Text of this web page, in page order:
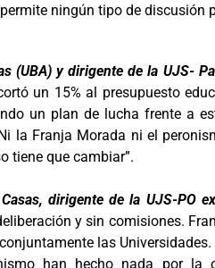
ningún tipo de discusión
(UBA) y dirigente de la UJS-
un 15% al presupuesto
un plan de lucha frente a
la Franja Morada ni el
tiene que cambiar”.
dirigente de la UJS-PO
y sin comisiones.
las Universidades.
han hecho nada por la